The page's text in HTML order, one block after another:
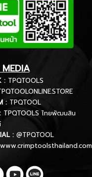
: TPQTOOLS
: TPQTOOL
TPQTOOLS ไทยพัฒนสิน
: @TPQTOOL
www.crimptoolsthailand.com